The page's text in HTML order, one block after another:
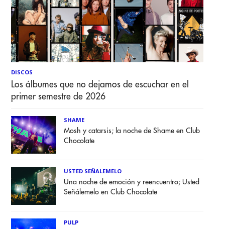
DISCOS
Los álbumes que no dejamos de escuchar en el
primer semestre de 2026
SHAME
Mosh y catarsis; la noche de Shame en Club
Chocolate
USTED SEÑALEMELO
Una noche de emoción y reencuentro; Usted
Señálemelo en Club Chocolate
PULP